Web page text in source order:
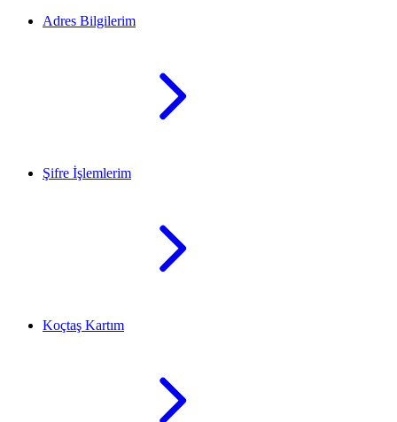
Adres Bilgilerim
Şifre İşlemlerim
Koçtaş Kartım